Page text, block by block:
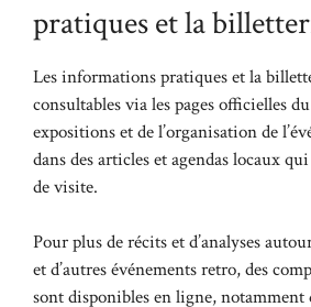
pratiques et la
Les informations pratiques et la
consultables via les pages officielles
expositions et de l’organisation de
dans des articles et agendas locaux
de visite.
Pour plus de récits et d’analyses
et d’autres événements retro, des
sont disponibles en ligne, notamment